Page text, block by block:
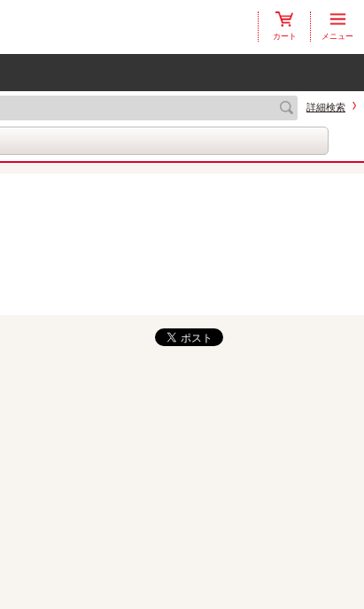
カート メニュー
詳細検索